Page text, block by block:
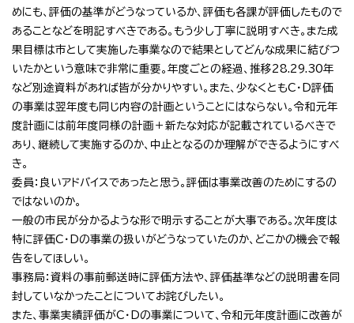
めにも、評価の基準がどうなっているか、評価も各課が評価したもので
あることなどを明記すべきである。もう少し丁寧に説明すべき。また成
果目標は市として実施した事業なので結果としてどんな成果に結びつ
いたかという意味で非常に重要。年度ごとの経過、推移28.29.30年
など別途資料があれば皆が分かりやすい。また、少なくともC・D評価
の事業は翌年度も同じ内容の計画ということにはならない。令和元年
度計画には前年度同様の計画＋新たな対応が記載されているべきで
あり、継続して実施するのか、中止となるのか理解ができるようにすべ
き。
委員：良いアドバイスであったと思う。評価は事業改善のためにするの
ではないのか。
一般の市民が分かるような形で明示することが大事である。次年度は
特に評価C・Dの事業の扱いがどうなっていたのか、どこかの機会で報
告をしてほしい。
事務局：資料の事前郵送時に評価方法や、評価基準などの説明書を同
封していなかったことについてお詫びしたい。
また、事業実績評価がC・Dの事業について、令和元年度計画に改善が